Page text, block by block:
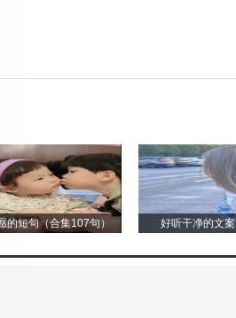
其烦地扑抓、玩耍，眼睛里闪
蹈。当它们看到猎物时，比如
，然后以极快的速度扑上去，
的身体构造，它们柔软的骨骼
的象征，人们对猫充满了敬畏
的短句（合集107句） 好听干净的文